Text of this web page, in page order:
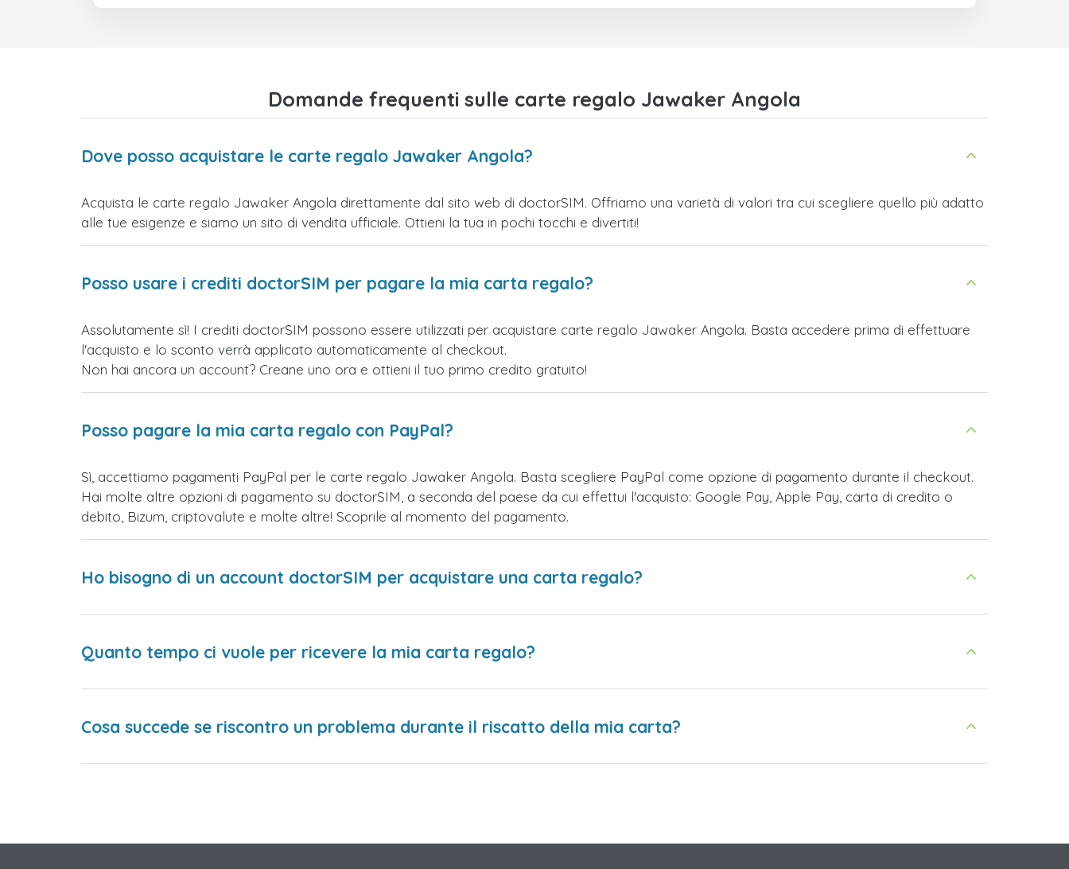
Domande frequenti sulle carte regalo Jawaker Angola
Dove posso acquistare le carte regalo Jawaker Angola?
Acquista le carte regalo Jawaker Angola direttamente dal sito web di doctorSIM. Offriamo una varietà di valori tra cui scegliere quello più adatto
alle tue esigenze e siamo un sito di vendita ufficiale. Ottieni la tua in pochi tocchi e divertiti!
Posso usare i crediti doctorSIM per pagare la mia carta regalo?
Assolutamente sì! I crediti doctorSIM possono essere utilizzati per acquistare carte regalo Jawaker Angola. Basta accedere prima di effettuare
l'acquisto e lo sconto verrà applicato automaticamente al checkout.
Non hai ancora un account? Creane uno ora e ottieni il tuo primo credito gratuito!
Posso pagare la mia carta regalo con PayPal?
Sì, accettiamo pagamenti PayPal per le carte regalo Jawaker Angola. Basta scegliere PayPal come opzione di pagamento durante il checkout.
Hai molte altre opzioni di pagamento su doctorSIM, a seconda del paese da cui effettui l'acquisto: Google Pay, Apple Pay, carta di credito o
debito, Bizum, criptovalute e molte altre! Scoprile al momento del pagamento.
Ho bisogno di un account doctorSIM per acquistare una carta regalo?
Quanto tempo ci vuole per ricevere la mia carta regalo?
Cosa succede se riscontro un problema durante il riscatto della mia carta?